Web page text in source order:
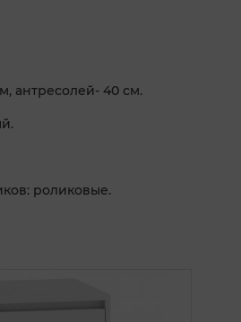
антресолей- 40 см.
роликовые.